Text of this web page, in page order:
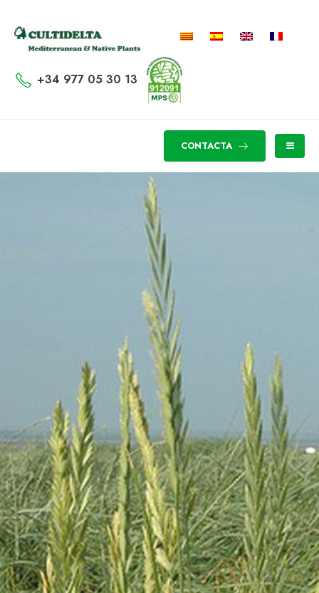
+34 977 05 30 13
CONTACTA